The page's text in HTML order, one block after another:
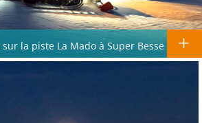
la piste La Mado à Super Besse